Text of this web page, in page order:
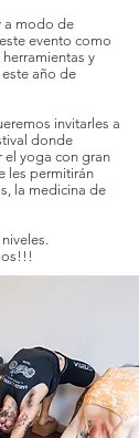
a modo de
evento como
y
año de
invitarles a
donde
el yoga con gran
les permitirán
la medicina de